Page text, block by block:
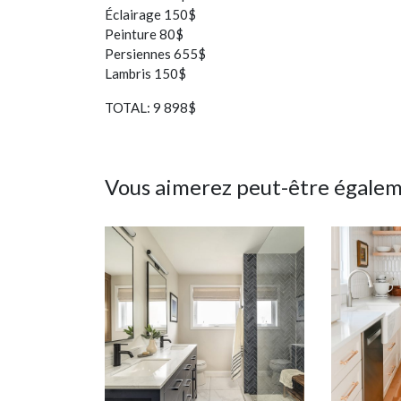
Éclairage 150$
Peinture 80$
Persiennes 655$
Lambris 150$
TOTAL: 9 898$
Vous aimerez peut-être